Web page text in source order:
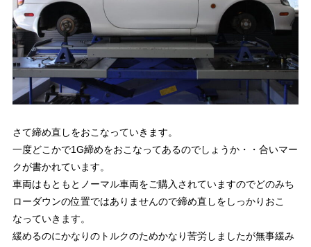
さて締め直しをおこなっていきます。
一度どこかで1G締めをおこなってあるのでしょうか・・合いマー
クが書かれています。
車両はもともとノーマル車両をご購入されていますのでどのみち
ローダウンの位置ではありませんので締め直しをしっかりおこ
なっていきます。
緩めるのにかなりのトルクのためかなり苦労しましたが無事緩み